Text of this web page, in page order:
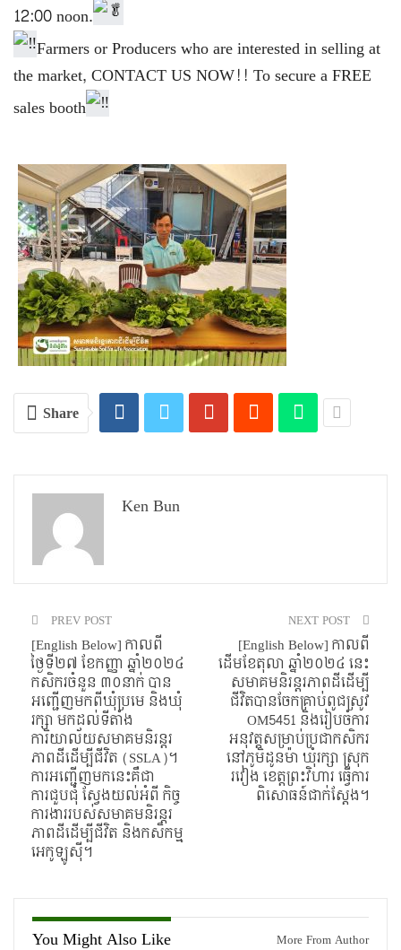
12:00 noon.
Farmers or Producers who are interested in selling at
the market, CONTACT US NOW!! To secure a FREE
sales booth
Share
Ken Bun
PREV POST
[English Below] កាលពី
ថ្ងៃទី២៧ ខែកញ្ញា ឆ្នាំ២០២៤
កសិករចំនួន ៣០នាក់ បាន
អញ្ជើញមកពីឃុំប្រមេ និងឃុំ
រក្សា មកដល់ទីតាំង
ការិយាល័យសមាគមនិរន្តរ
ភាពដីដើម្បីជីវិត (SSLA)។
ការអញ្ជើញមកនេះគឺជា
ការជួបជុំ ស្វែងយល់អំពី កិច្ច
ការងាររបស់សមាគមនិរន្តរ
ភាពដីដើម្បីជីវិត និងកសិកម្ម
អេកូឡូសុី។
NEXT POST
[English Below] កាលពី
ដើមខែតុលា ឆ្នាំ២០២៤ នេះ
សមាគមនិរន្តរភាពដីដើម្បី
ជីវិតបានចែកគ្រាប់ពូជស្រូវ
OM5451 និងរៀបចំការ
អនុវត្តសម្រាប់ប្រជាកសិករ
នៅភូមិដូនម៉ា ឃុំរក្សា ស្រុក
រវៀង ខេត្តព្រះវិហារ ធ្វើការ
ពិសោធន៍ជាក់ស្ដែង។
You Might Also Like More From Author